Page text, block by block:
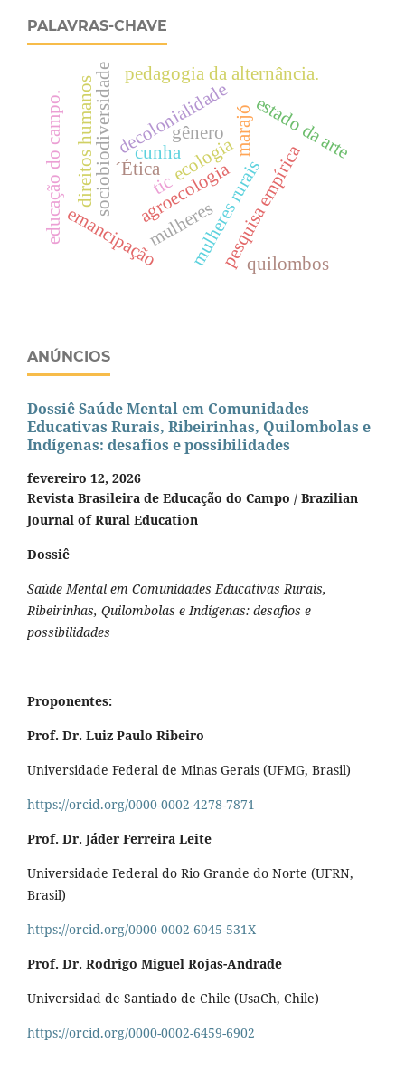
PALAVRAS-CHAVE
decolonialidade
sociobiodiversidade pesquisa empírica
´Ética ecologia
mulheres
estado da arte
agroecologia
emancipação
cunha
mulheres ruraisquilombos
direitos humanos gênero
tic
educação do campo.
pedagogia da alternância.
marajó
ANÚNCIOS
Dossiê Saúde Mental em Comunidades
Educativas Rurais, Ribeirinhas, Quilombolas e
Indígenas: desafios e possibilidades
fevereiro 12, 2026
Revista Brasileira de Educação do Campo / Brazilian
Journal of Rural Education
Dossiê
Saúde Mental em Comunidades Educativas Rurais,
Ribeirinhas, Quilombolas e Indígenas: desafios e
possibilidades
Proponentes:
Prof. Dr. Luiz Paulo Ribeiro
Universidade Federal de Minas Gerais (UFMG, Brasil)
https://orcid.org/0000-0002-4278-7871
Prof. Dr. Jáder Ferreira Leite
Universidade Federal do Rio Grande do Norte (UFRN,
Brasil)
https://orcid.org/0000-0002-6045-531X
Prof. Dr. Rodrigo Miguel Rojas-Andrade
Universidad de Santiado de Chile (UsaCh, Chile)
https://orcid.org/0000-0002-6459-6902